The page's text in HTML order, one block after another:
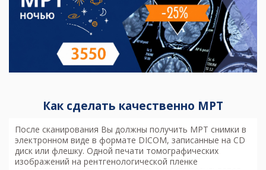
Как сделать качественно МРТ
После сканирования Вы должны получить МРТ снимки в
электронном виде в формате DICOM, записанные на CD
диск или флешку. Одной печати томографических
изображений на рентгенологической пленке